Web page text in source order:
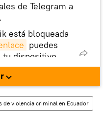
de Telegram a
.
está bloqueada
puedes
tu dispositivo
en la red
de violencia criminal en Ecuador